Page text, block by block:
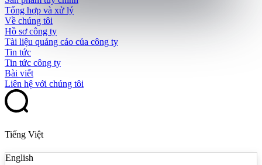
Tổng hợp và xử lý
Về chúng tôi
Hồ sơ công ty
Tài liệu quảng cáo của công ty
Tin tức
Tin tức công ty
Bài viết
Liên hệ với chúng tôi
Tiếng Việt
English